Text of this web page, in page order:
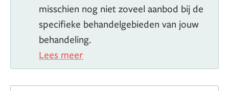
misschien nog niet zoveel aanbod bij de
specifieke behandelgebieden van jouw
behandeling.
Lees meer